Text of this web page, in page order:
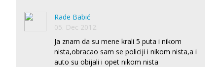
Rade Babić
05. Dec 2012.
Ja znam da su mene krali 5 puta i nikom
nista,obracao sam se policiji i nikom nista,a i
auto su obijali i opet nikom nista